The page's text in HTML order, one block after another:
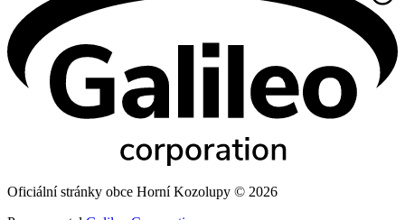
Oficiální stránky obce Horní Kozolupy © 2026